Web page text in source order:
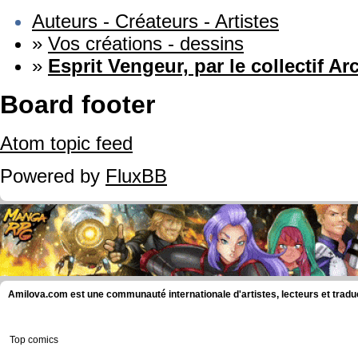
Auteurs - Créateurs - Artistes
» Vos créations - dessins
» Esprit Vengeur, par le collectif
Board footer
Atom topic feed
Powered by FluxBB
Amilova.com est une communauté internationale d'artistes, lecteurs et
Top comics